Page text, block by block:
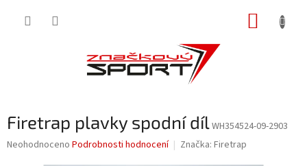
Firetrap plavky spodní dílWH354524-09-2903
Průměrné
Neohodnoceno Podrobnosti hodnocení Značka: Firetrap